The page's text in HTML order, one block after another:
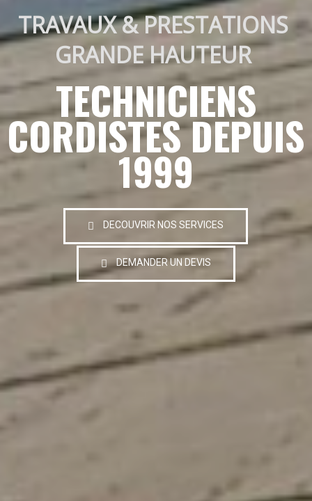
TRAVAUX & PRESTATIONS
GRANDE HAUTEUR
TECHNICIENS
CORDISTES DEPUIS
1999
DECOUVRIR NOS SERVICES
DEMANDER UN DEVIS